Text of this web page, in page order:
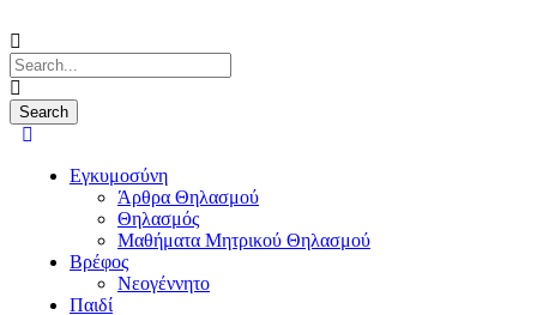
Εγκυμοσύνη
Άρθρα Θηλασμού
Θηλασμός
Μαθήματα Μητρικού Θηλασμού
Βρέφος
Νεογέννητο
Παιδί